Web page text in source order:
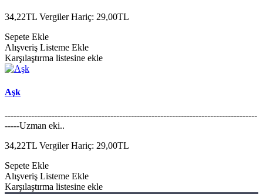
34,22TL Vergiler Hariç: 29,00TL
Sepete Ekle
Alışveriş Listeme Ekle
Karşılaştırma listesine ekle
Aşk
--------------------------------------------------------------------------------------
-----Uzman eki..
34,22TL Vergiler Hariç: 29,00TL
Sepete Ekle
Alışveriş Listeme Ekle
Karşılaştırma listesine ekle